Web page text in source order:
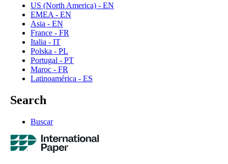
US (North America) - EN
EMEA - EN
Asia - EN
France - FR
Italia - IT
Polska - PL
Portugal - PT
Maroc - FR
Latinoamérica - ES
Search
Buscar